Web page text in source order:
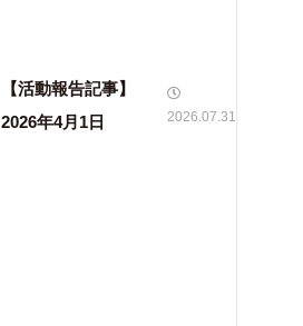
【活動報告記事】
2026年4月1日
2026.07.31